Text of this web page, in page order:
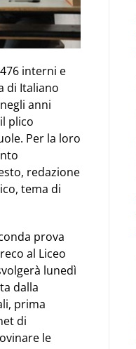
interni e
di Italiano
anni
plico
Per la loro
redazione
tema di
prova
al Liceo
lunedì
dalla
prima
di
le